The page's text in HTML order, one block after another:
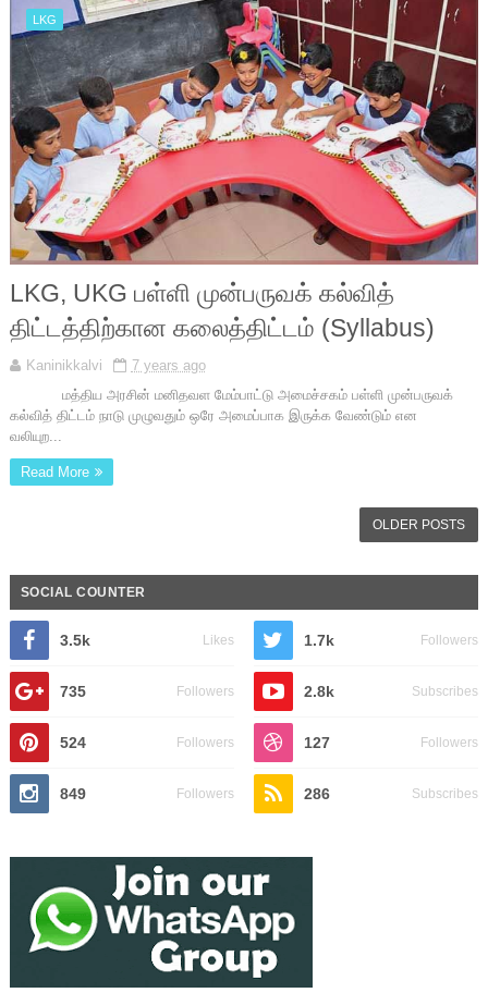
LKG
LKG, UKG பள்ளி முன்பருவக் கல்வித்
திட்டத்திற்கான கலைத்திட்டம் (Syllabus)
Kaninikkalvi
7 years ago
மத்திய அரசின் மனிதவள மேம்பாட்டு அமைச்சகம் பள்ளி முன்பருவக்
கல்வித் திட்டம் நாடு முழுவதும் ஒரே அமைப்பாக இருக்க வேண்டும் என
வலியுற...
Read More
OLDER POSTS
SOCIAL COUNTER
3.5k Likes 1.7k Followers
735 Followers 2.8k Subscribes
524 Followers 127 Followers
849 Followers 286 Subscribes